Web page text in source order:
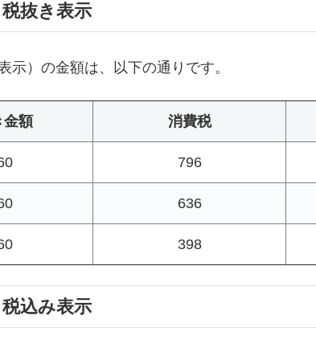
抜き表示
示）の金額は、以下の通りです。
金額 消費税
796
636
398
込み表示